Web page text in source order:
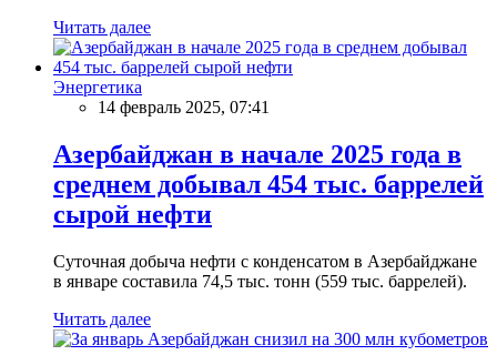
Читать далее
Энергетика
14 февраль 2025, 07:41
Азербайджан в начале 2025 года в
среднем добывал 454 тыс. баррелей
сырой нефти
Суточная добыча нефти с конденсатом в Азербайджане
в январе составила 74,5 тыс. тонн (559 тыс. баррелей).
Читать далее